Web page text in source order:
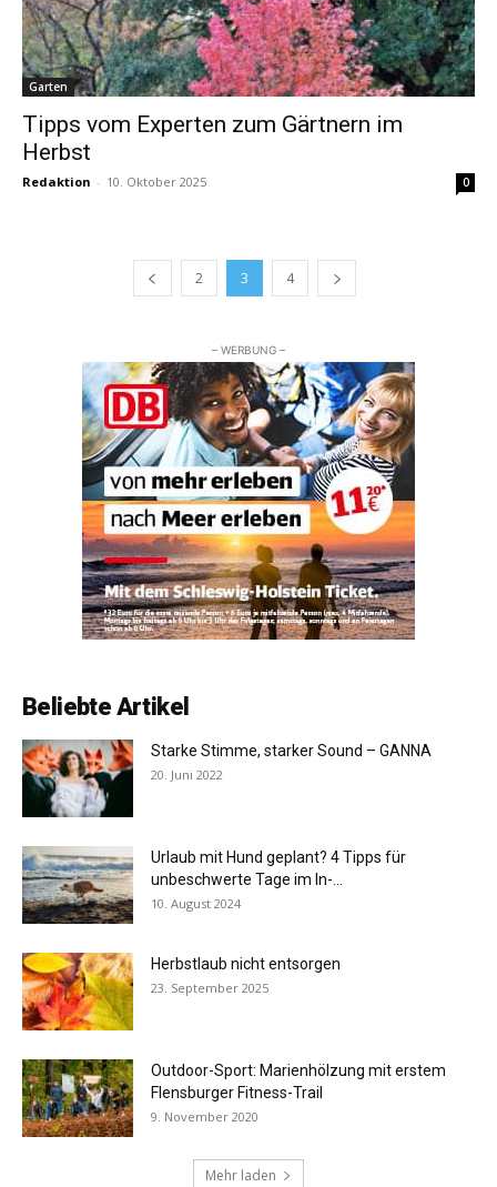
Garten
Tipps vom Experten zum Gärtnern im
Herbst
Redaktion - 10. Oktober 2025 0
2 3 4
– WERBUNG –
Beliebte Artikel
Starke Stimme, starker Sound – GANNA
20. Juni 2022
Urlaub mit Hund geplant? 4 Tipps für
unbeschwerte Tage im In-...
10. August 2024
Herbstlaub nicht entsorgen
23. September 2025
Outdoor-Sport: Marienhölzung mit erstem
Flensburger Fitness-Trail
9. November 2020
Mehr laden